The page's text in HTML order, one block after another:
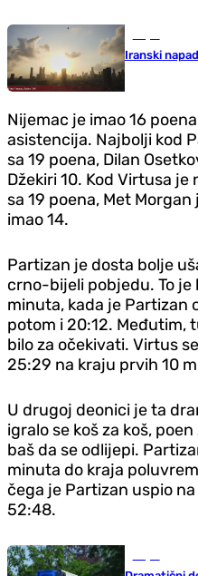
Iranski
Nijemac je imao 16
asistencija. Najbolji kod
sa 19 poena, Dilan
Džekiri 10. Kod Virtusa
sa 19 poena, Met
imao 14.
Partizan je dosta bolje
crno-bijeli pobjedu. To
minuta, kada je Partizan
potom i 20:12. Međutim,
bilo za očekivati. Virtus
25:29 na kraju prvih 10
U drugoj deonici je ta
igralo se koš za koš,
baš da se odlijepi.
minuta do kraja
čega je Partizan uspio
52:48.